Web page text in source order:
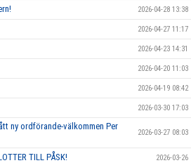
2026-04-28 13:38
2026-04-27 11:17
2026-04-23 14:31
2026-04-20 11:03
2026-04-19 08:42
2026-03-30 17:03
ny ordförande-välkommen Per
2026-03-27 08:03
TILL PÅSK! 2026-03-26